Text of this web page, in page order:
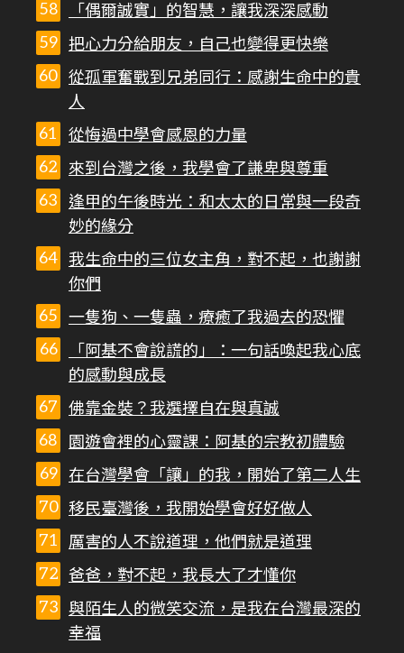
「偶爾誠實」的智慧，讓我深深感動
把心力分給朋友，自己也變得更快樂
從孤軍奮戰到兄弟同行：感謝生命中的貴
人
從悔過中學會感恩的力量
來到台灣之後，我學會了謙卑與尊重
逢甲的午後時光：和太太的日常與一段奇
妙的緣分
我生命中的三位女主角，對不起，也謝謝
你們
一隻狗、一隻蟲，療癒了我過去的恐懼
「阿基不會說謊的」：一句話喚起我心底
的感動與成長
佛靠金裝？我選擇自在與真誠
園遊會裡的心靈課：阿基的宗教初體驗
在台灣學會「讓」的我，開始了第二人生
移民臺灣後，我開始學會好好做人
厲害的人不說道理，他們就是道理
爸爸，對不起，我長大了才懂你
與陌生人的微笑交流，是我在台灣最深的
幸福